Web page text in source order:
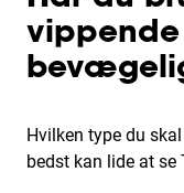
Hvilken type du
bedst kan lide at se